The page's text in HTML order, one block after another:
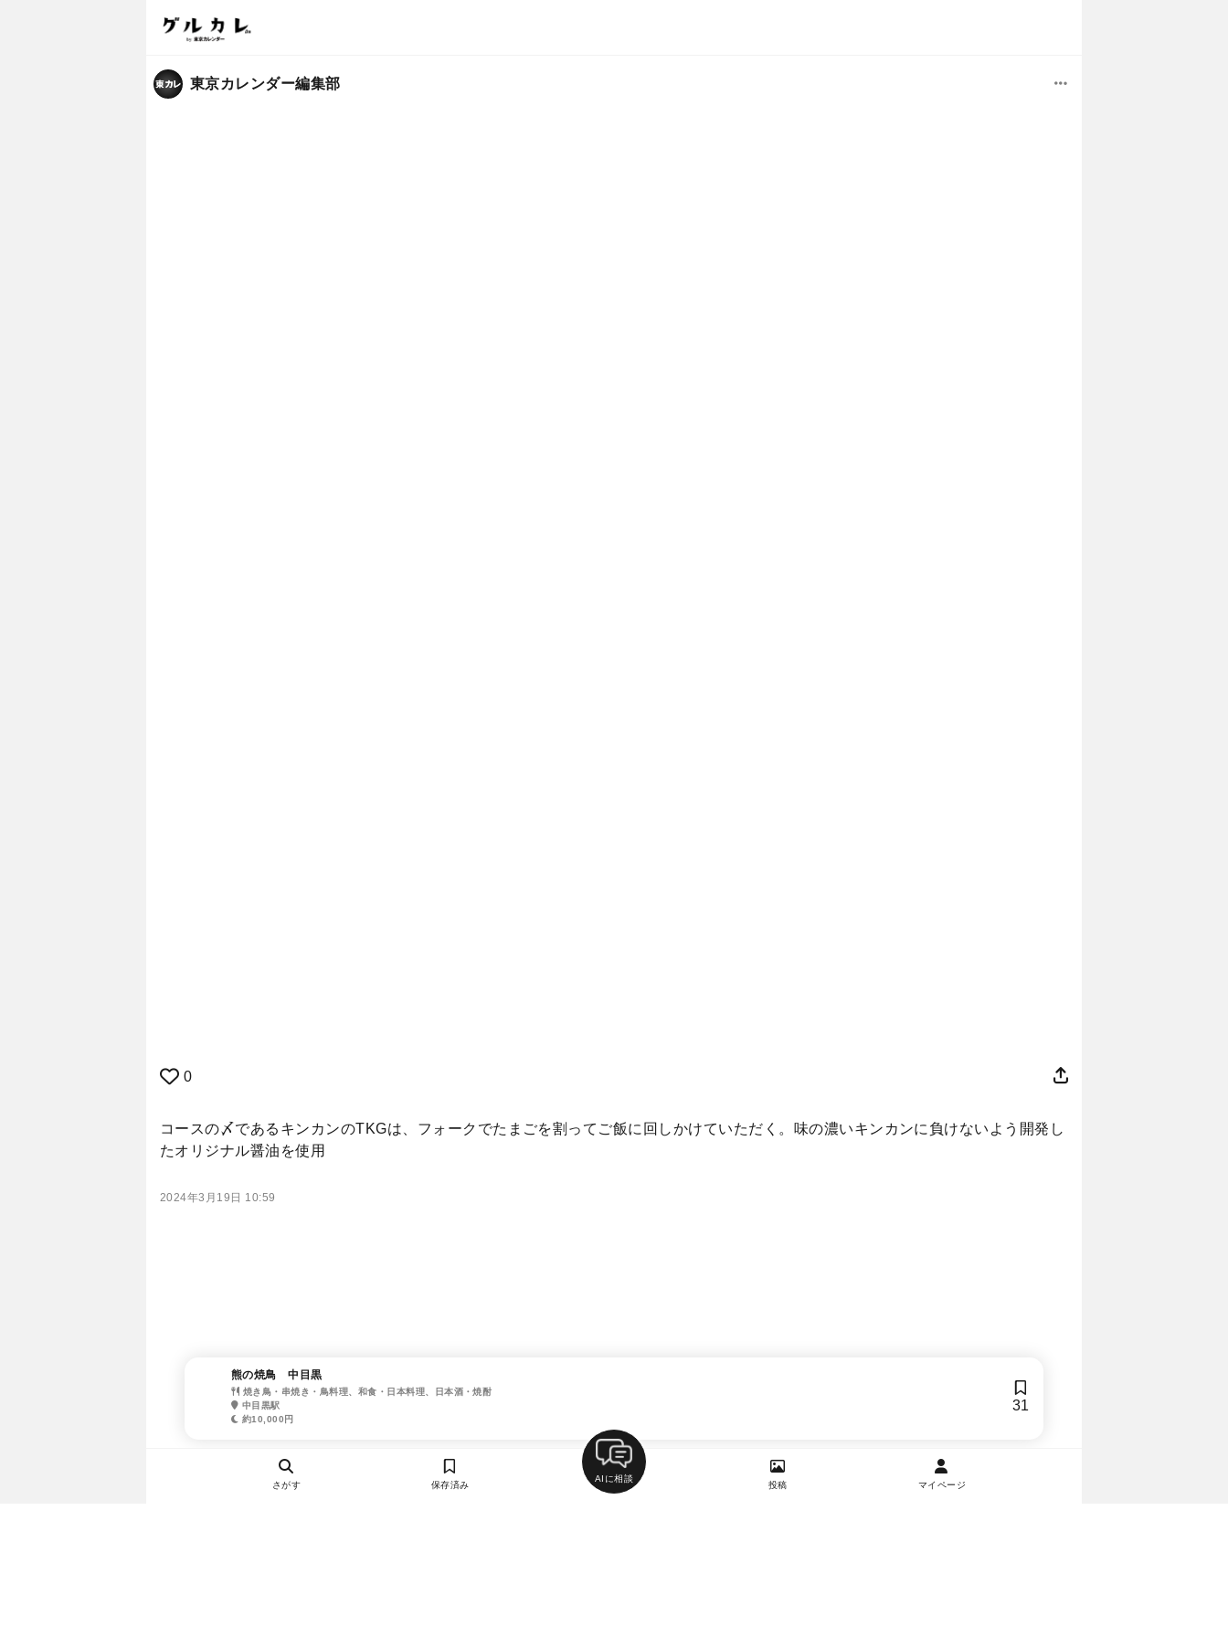
東京カレンダー編集部
0
コースの〆であるキンカンのTKGは、フォークでたまごを割ってご飯に回しかけていただく。味の濃いキンカンに負けないよう開発し
たオリジナル醤油を使用
2024年3月19日 10:59
熊の焼鳥 中目黒
焼き鳥・串焼き・鳥料理、和食・日本料理、日本酒・焼酎
中目黒駅
約10,000円
31
さがす 保存済み
AIに相談
投稿 マイページ